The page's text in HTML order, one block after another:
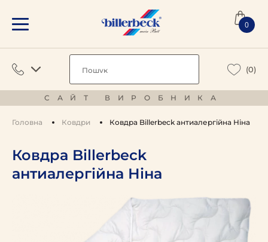
0
(0)
САЙТ ВИРОБНИКА
Головна Ковдри Ковдра Billerbeck антиалергійна Ніна
Ковдра Billerbeck
антиалергійна Ніна